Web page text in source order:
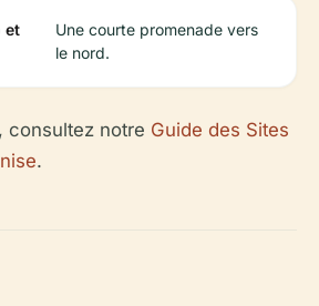
et
Une courte promenade vers
le nord.
consultez notre Guide des Sites
.